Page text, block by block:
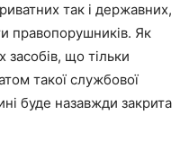
так і державних,
правопорушників. Як
засобів, що тільки
такої службової
буде назавжди закрита